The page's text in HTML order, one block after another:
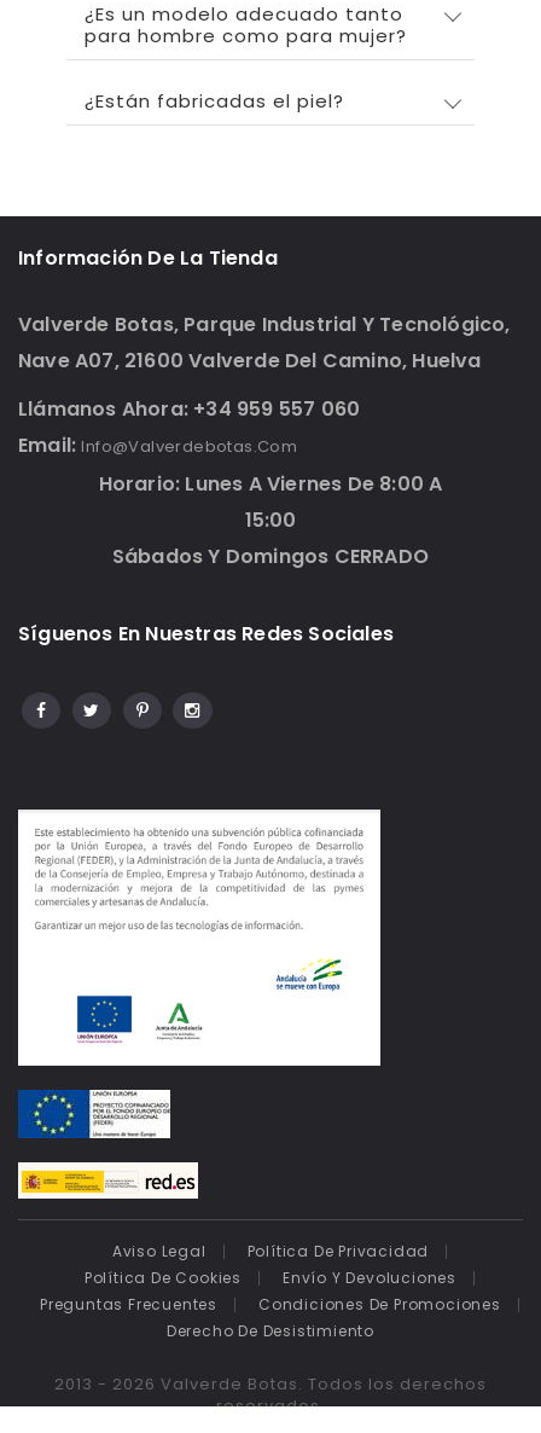
¿Es un modelo adecuado tanto
para hombre como para mujer?
¿Están fabricadas el piel?
Información De La Tienda
Valverde Botas, Parque Industrial Y Tecnológico,
Nave A07, 21600 Valverde Del Camino, Huelva
Llámanos Ahora: +34 959 557 060
Email: Info@valverdebotas.com
Horario: Lunes A Viernes De 8:00 A
15:00
Sábados Y Domingos CERRADO
Síguenos En Nuestras Redes Sociales
Aviso Legal
Política De Privacidad
Política De Cookies
Envío Y Devoluciones
Preguntas Frecuentes
Condiciones De Promociones
Derecho De Desistimiento
2013 - 2026 Valverde Botas. Todos los derechos
reservados.